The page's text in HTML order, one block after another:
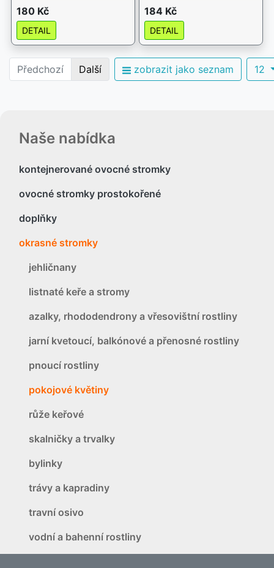
Naše nabídka
kontejnerované ovocné stromky
ovocné stromky prostokořené
doplňky
okrasné stromky
jehličnany
listnaté keře a stromy
azalky, rhododendrony a vřesovištní rostliny
jarní kvetoucí, balkónové a přenosné rostliny
pnoucí rostliny
pokojové květiny
růže keřové
skalničky a trvalky
bylinky
trávy a kapradiny
travní osivo
vodní a bahenní rostliny
180 Kč
DETAIL
184 Kč
DETAIL
Předchozí Další zobrazit jako seznam 12